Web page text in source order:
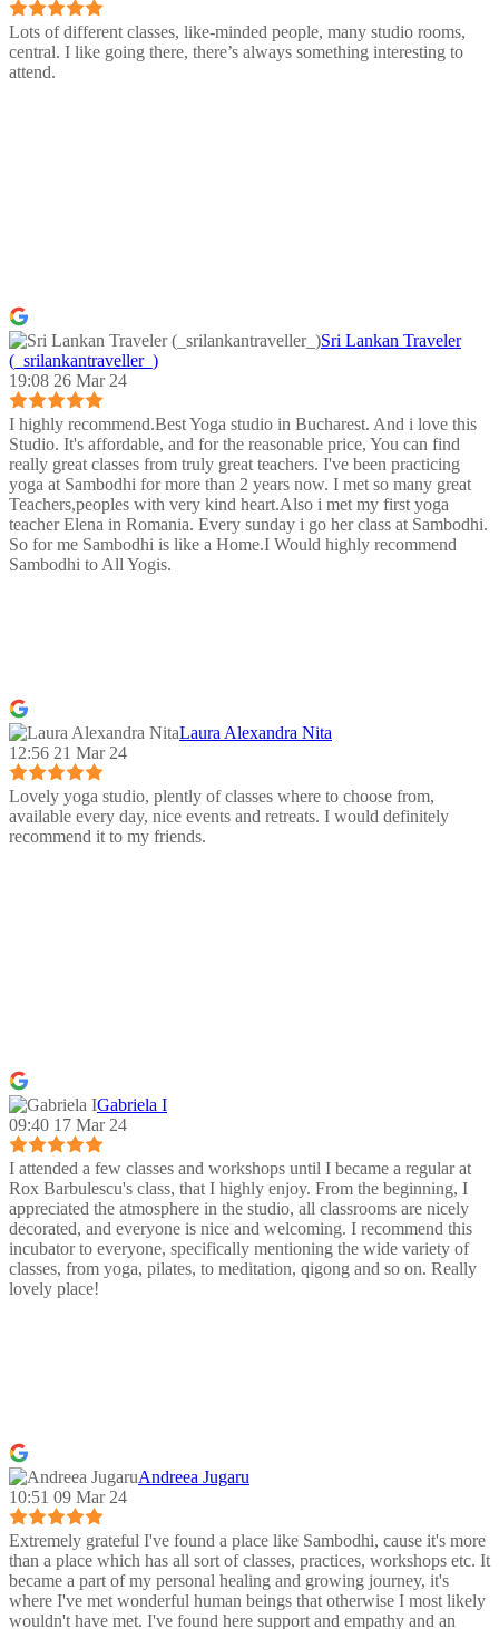
Lots of different classes, like-minded people, many studio rooms,
central. I like going there, there’s always something interesting to
attend.
Sri Lankan Traveler
(_srilankantraveller_)
19:08 26 Mar 24
I highly recommend.Best Yoga studio in Bucharest. And i love this
Studio. It's affordable, and for the reasonable price, You can find
really great classes from truly great teachers. I've been practicing
yoga at Sambodhi for more than 2 years now. I met so many great
Teachers,peoples with very kind heart.Also i met my first yoga
teacher Elena in Romania. Every sunday i go her class at Sambodhi.
So for me Sambodhi is like a Home.I Would highly recommend
Sambodhi to All Yogis.
Laura Alexandra Nita
12:56 21 Mar 24
Lovely yoga studio, plently of classes where to choose from,
available every day, nice events and retreats. I would definitely
recommend it to my friends.
Gabriela I
09:40 17 Mar 24
I attended a few classes and workshops until I became a regular at
Rox Barbulescu's class, that I highly enjoy. From the beginning, I
appreciated the atmosphere in the studio, all classrooms are nicely
decorated, and everyone is nice and welcoming. I recommend this
incubator to everyone, specifically mentioning the wide variety of
classes, from yoga, pilates, to meditation, qigong and so on. Really
lovely place!
Andreea Jugaru
10:51 09 Mar 24
Extremely grateful I've found a place like Sambodhi, cause it's more
than a place which has all sort of classes, practices, workshops etc. It
became a part of my personal healing and growing journey, it's
where I've met wonderful human beings that otherwise I most likely
wouldn't have met. I've found here support and empathy and an